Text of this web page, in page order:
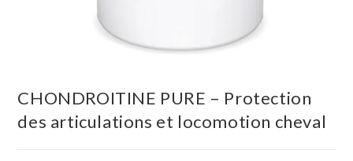
CHONDROITINE PURE – Protection
des articulations et locomotion cheval